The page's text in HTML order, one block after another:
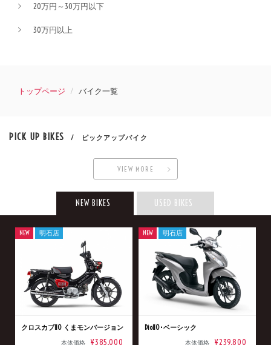
20万円～30万円以下
30万円以上
トップページ バイク一覧
PICK UP BIKES / ピックアップバイク
VIEW MORE
NEW BIKES USED BIKES
クロスカブ110 くまモンバージョン
本体価格 ¥385,000
NEW 明石店
Dio110･ベーシック
本体価格 ¥239,800
NEW 明石店